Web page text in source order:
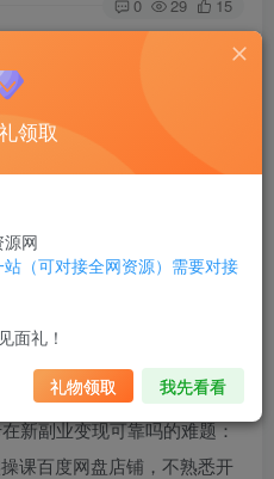
0 29 15
做小红书博主，开启副业增
到适合自己的细分赛道，账
清晰人设；不懂得平台底层
平平无奇，标题缺乏吸引
却不懂投放技巧，白白浪费
丝，又不
碰平台红线。
新副业变现可靠吗的难题：
课百度网盘店铺，不熟悉开
领取
网
（可对接全网资源）需要对接
面礼！
礼物领取 我先看看